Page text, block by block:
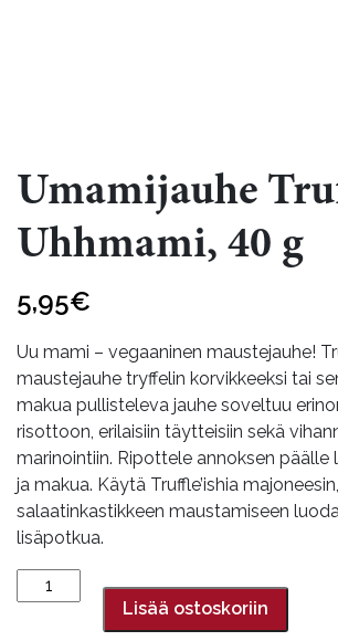
Umamijauhe
Uhhmami, 40 g
5,95€
Uu mami – vegaaninen maustejauhe!
maustejauhe tryffelin korvikkeeksi tai
makua pullisteleva jauhe soveltuu
risottoon, erilaisiin täytteisiin sekä
marinointiin. Ripottele annoksen päälle
ja makua. Käytä Truffle’ishia
salaatinkastikkeen maustamiseen
lisäpotkua.
Umamijauhe
Truffle'ish,
Lisää ostoskoriin